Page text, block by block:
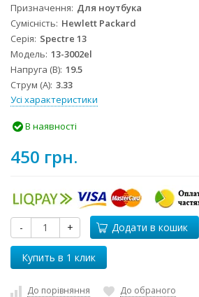
Призначення Для ноутбука
Сумісність Hewlett Packard
Серія Spectre 13
Модель 13-3002el
Напруга (В) 19.5
Струм (А) 3.33
Усі характеристики
В наявності
450 грн.
- + Додати в кошик
До порівняння До обраного